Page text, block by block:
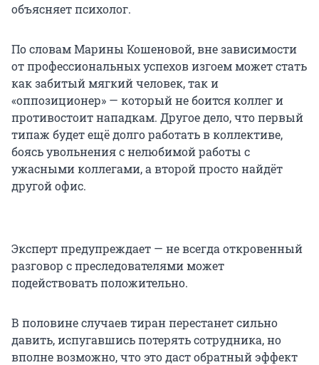
объясняет психолог.
По словам Марины Кошеновой, вне зависимости
от профессиональных успехов изгоем может стать
как забитый мягкий человек, так и
«оппозиционер» — который не боится коллег и
противостоит нападкам. Другое дело, что первый
типаж будет ещё долго работать в коллективе,
боясь увольнения с нелюбимой работы с
ужасными коллегами, а второй просто найдёт
другой офис.
Эксперт предупреждает — не всегда откровенный
разговор с преследователями может
подействовать положительно.
В половине случаев тиран перестанет сильно
давить, испугавшись потерять сотрудника, но
вполне возможно, что это даст обратный эффект